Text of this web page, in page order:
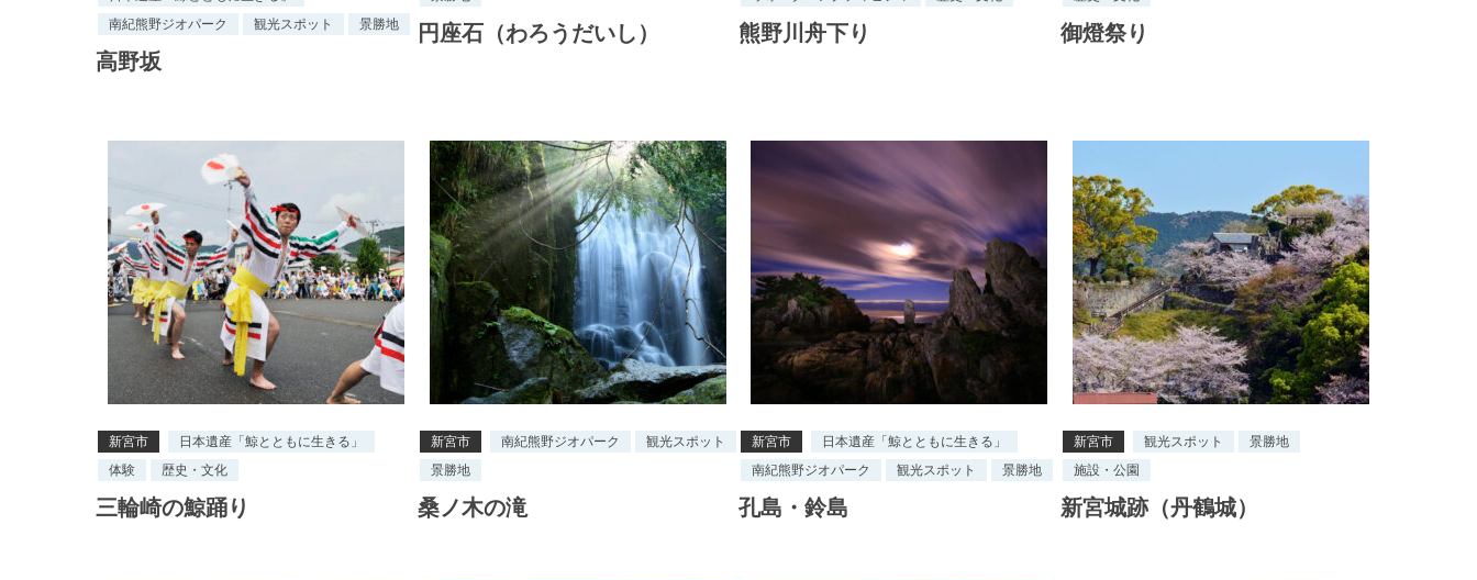
南紀熊野ジオパーク
観光スポット 景勝地
高野坂
円座石（わろうだいし） 熊野川舟下り 御燈祭り
新宮市
日本遺産「鯨とともに生きる」
体験
歴史・文化
三輪崎の鯨踊り
新宮市 南紀熊野ジオパーク
観光スポット
景勝地
桑ノ木の滝
新宮市
日本遺産「鯨とともに生きる」
南紀熊野ジオパーク
観光スポット 景勝地
孔島・鈴島
新宮市 観光スポット
景勝地
施設・公園
新宮城跡（丹鶴城）